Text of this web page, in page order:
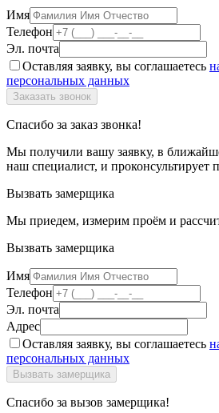
Имя
Телефон
Эл. почта
Оставляя заявку, вы соглашаетесь
персональных данных
Спасибо за заказ звонка!
Мы получили вашу заявку, в
наш специалист, и проконсультирует
Вызвать замерщика
Мы приедем, измерим проём и
Вызвать замерщика
Имя
Телефон
Эл. почта
Адрес
Оставляя заявку, вы соглашаетесь
персональных данных
Спасибо за вызов замерщика!